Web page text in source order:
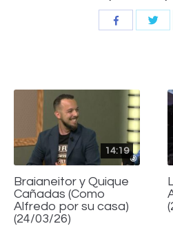
Compartir
14:19
Braianeitor y Quique
Cañadas (Como
Alfredo por su casa)
(24/03/26)